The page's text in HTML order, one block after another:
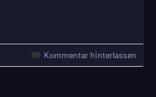
Kommentar hinterlassen